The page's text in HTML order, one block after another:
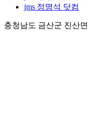
jms 정명석 닷컴
충청남도 금산군 진산